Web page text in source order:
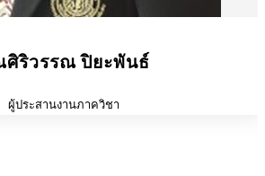
ริวรรณ ปิยะพันธ์
ผู้ประสานงานภาควิชา